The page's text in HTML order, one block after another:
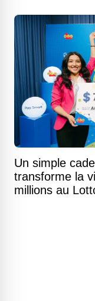
Un simple
transforme la
millions au